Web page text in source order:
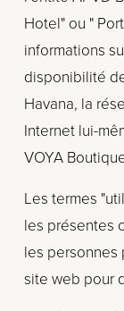
Hotel" ou "
informations
disponibilité
Havana, la
Internet lui-
VOYA
Les termes
les présentes
les personnes
site web pour